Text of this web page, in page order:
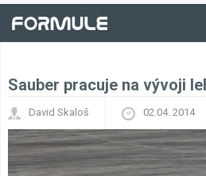
Sauber pracuje na vývoji
David Skaloš 02.04. 2014